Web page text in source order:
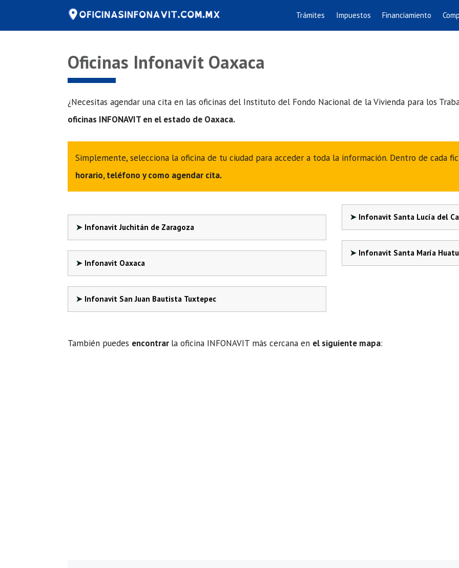
Trámites Impuestos Financiamiento
Oficinas Infonavit Oaxaca
¿Necesitas agendar una cita en las oficinas del Instituto del Fondo Nacional de la Vivienda para los
oficinas INFONAVIT en el estado de Oaxaca.
Simplemente, selecciona la oficina de tu ciudad para acceder a toda la información. Dentro de cada
horario, teléfono y como agendar cita.
Infonavit Juchitán de Zaragoza
Infonavit Oaxaca
Infonavit San Juan Bautista Tuxtepec
Infonavit Santa Lucía del
Infonavit Santa María
También puedes encontrar la oficina INFONAVIT más cercana en el siguiente mapa: